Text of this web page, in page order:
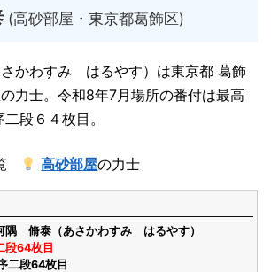
(高砂部屋・東京都葛飾区)
かわすみ はるやす）は東京都 葛飾
力士。令和8年7月場所の番付は最高
段６４枚目。
高砂部屋の力士
隅 脩泰（あさかわすみ はるやす）
段64枚目
二段64枚目